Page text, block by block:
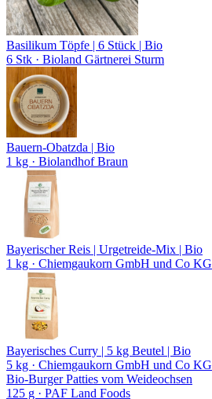
Basilikum Töpfe | 6 Stück | Bio
6 Stk · Bioland Gärtnerei Sturm
Bauern-Obatzda | Bio
1 kg · Biolandhof Braun
Bayerischer Reis | Urgetreide-Mix | Bio
1 kg · Chiemgaukorn GmbH und Co KG
Bayerisches Curry | 5 kg Beutel | Bio
5 kg · Chiemgaukorn GmbH und Co KG
Bio-Burger Patties vom Weideochsen
125 g · PAF Land Foods